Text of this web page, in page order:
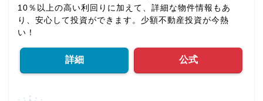
10％以上の高い利回りに加えて、詳細な物件情報もあ
り、安心して投資ができます。少額不動産投資が今熱
い！
詳細 公式